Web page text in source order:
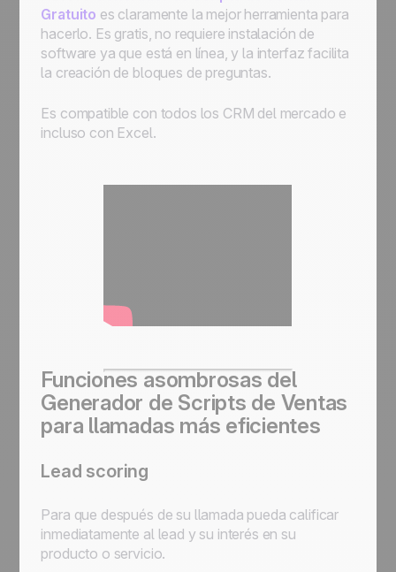
Gratuito es claramente la mejor herramienta para
hacerlo. Es gratis, no requiere instalación de
software ya que está en línea, y la interfaz facilita
la creación de bloques de preguntas.
Es compatible con todos los CRM del mercado e
incluso con Excel.
Funciones asombrosas del
Generador de Scripts de Ventas
para llamadas más eficientes
Lead scoring
Para que después de su llamada pueda calificar
inmediatamente al lead y su interés en su
producto o servicio.